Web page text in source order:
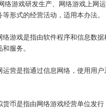
游戏研发生产、网络游戏上网运
形式的经营活动，适用本办法。
戏是指由软件程序和信息数据
服务。
是指通过信息网络，使用用户
是指由网络游戏经营单位发行